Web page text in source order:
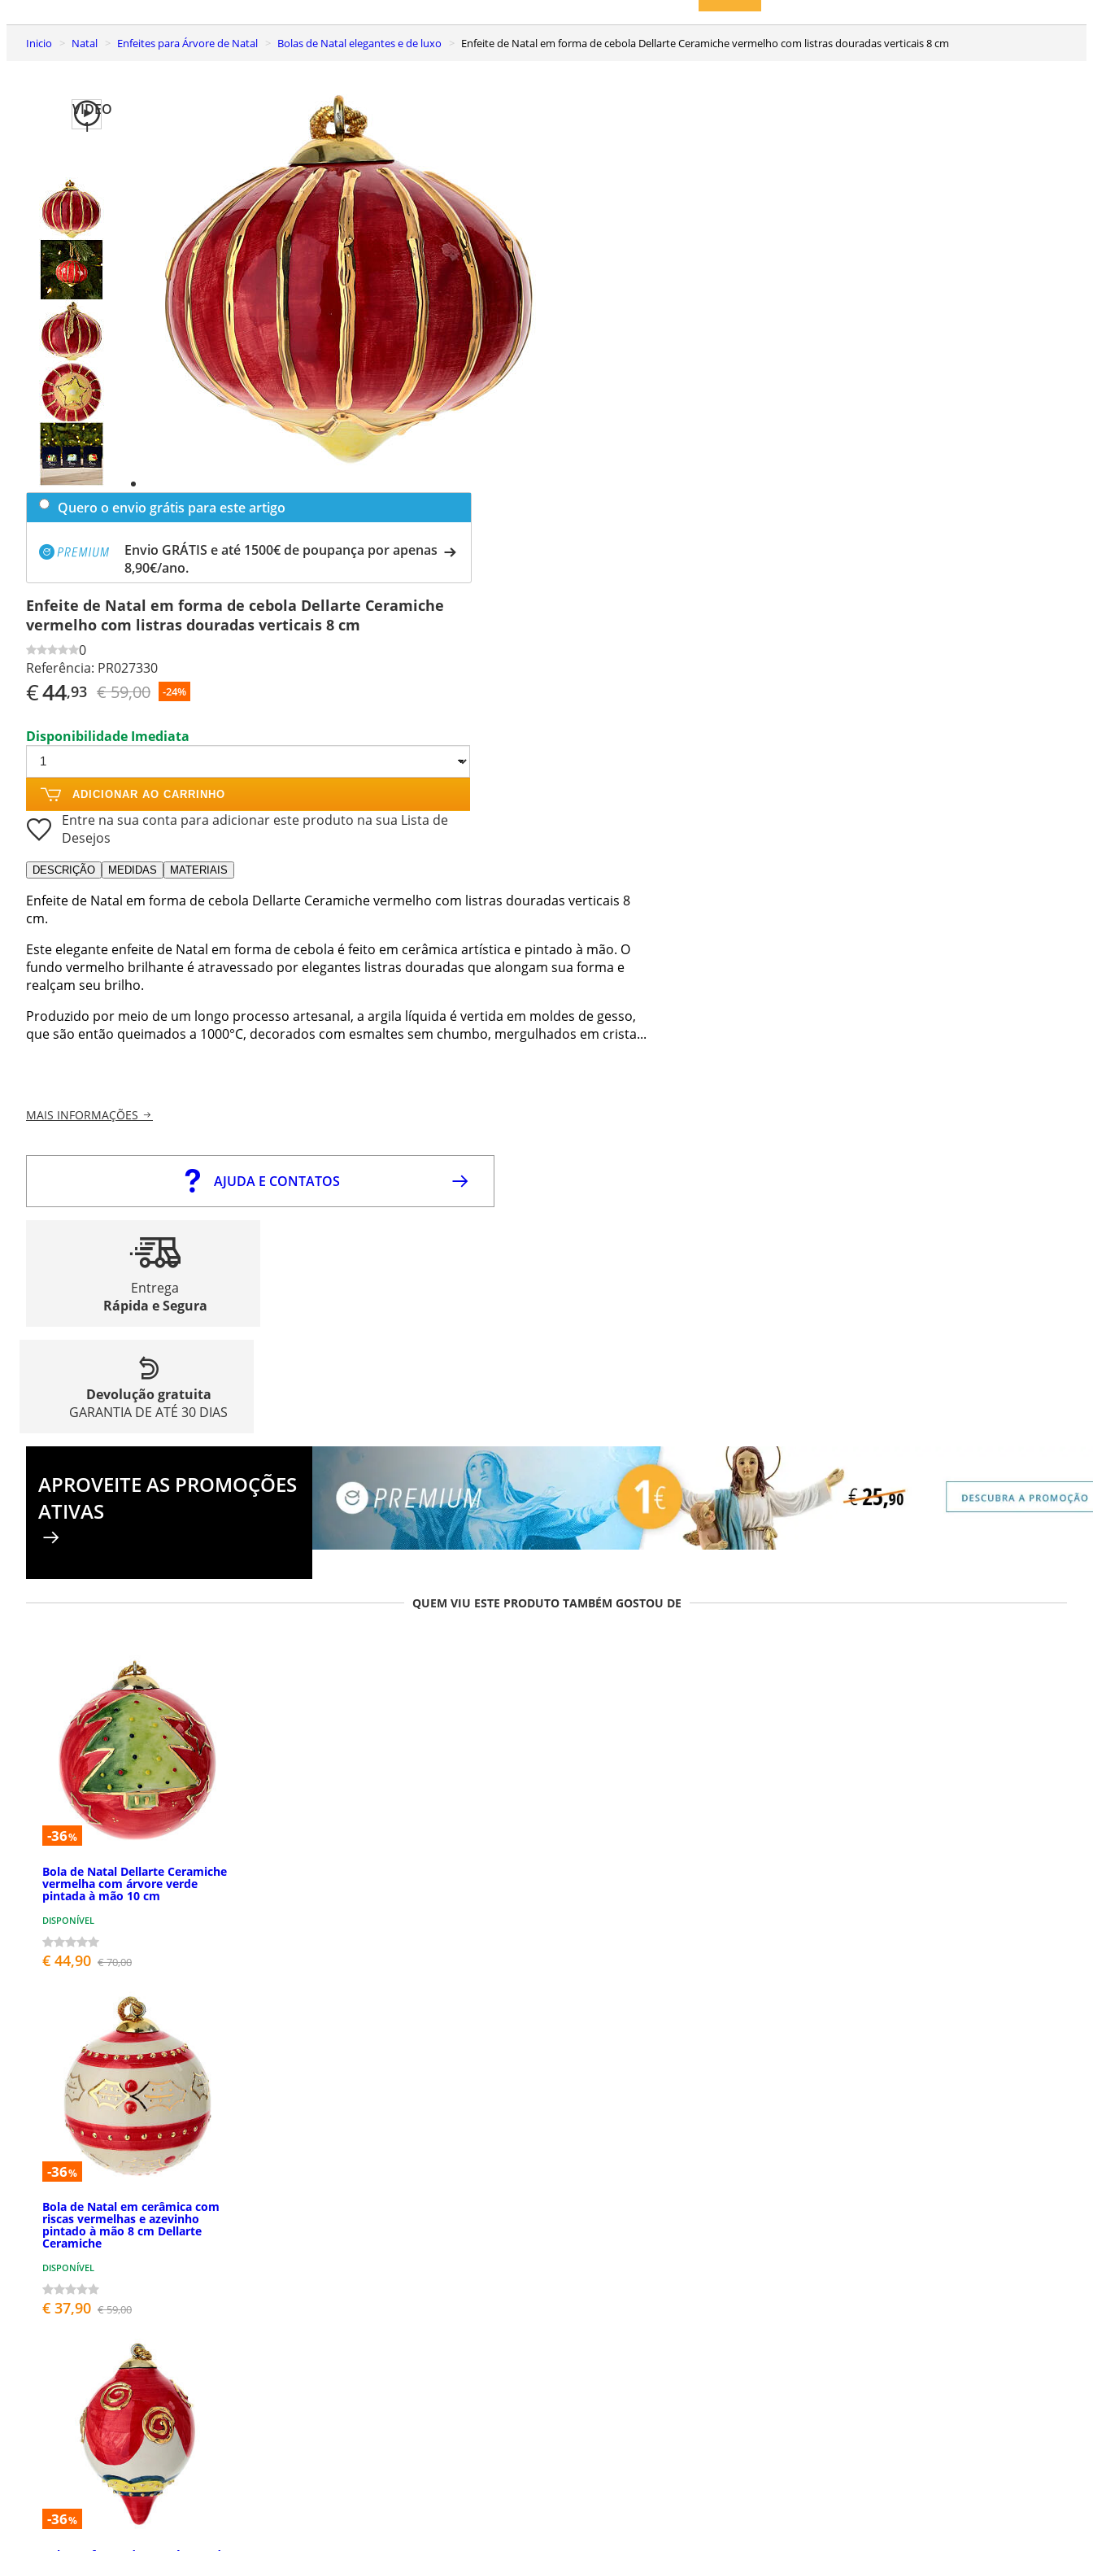
Inicio Natal Enfeites para Árvore de Natal Bolas de Natal elegantes e de luxo Enfeite de Natal em forma de cebola Dellarte Ceramiche vermelho com listras douradas verticais 8 cm
VIDEO
1
Previous
slide
Next
slide
Quero o envio grátis para este artigo
Envio GRÁTIS e até 1500€ de poupança por apenas
8,90€/ano.
Enfeite de Natal em forma de cebola Dellarte Ceramiche
vermelho com listras douradas verticais 8 cm
0
Referência: PR027330
€44,93 € 59,00 -24%
Disponibilidade Imediata
ADICIONAR AO CARRINHO
Entre na sua conta para adicionar este produto na sua Lista de
Desejos
DESCRIÇÃO MEDIDAS MATERIAIS
Enfeite de Natal em forma de cebola Dellarte Ceramiche vermelho com listras douradas verticais 8
cm.
Este elegante enfeite de Natal em forma de cebola é feito em cerâmica artística e pintado à mão. O
fundo vermelho brilhante é atravessado por elegantes listras douradas que alongam sua forma e
realçam seu brilho.
Produzido por meio de um longo processo artesanal, a argila líquida é vertida em moldes de gesso,
que são então queimados a 1000°C, decorados com esmaltes sem chumbo, mergulhados em crista...
MAIS INFORMAÇÕES
AJUDA E CONTATOS
Entrega
Rápida e Segura
Devolução gratuita
GARANTIA DE ATÉ 30 DIAS
APROVEITE AS PROMOÇÕES
ATIVAS
QUEM VIU ESTE PRODUTO TAMBÉM GOSTOU DE
-36%
Bola de Natal Dellarte Ceramiche
vermelha com árvore verde
pintada à mão 10 cm
DISPONÍVEL
€ 44,90 € 70,00
-36%
Bola de Natal em cerâmica com
riscas vermelhas e azevinho
pintado à mão 8 cm Dellarte
Ceramiche
DISPONÍVEL
€ 37,90 € 59,00
-36%